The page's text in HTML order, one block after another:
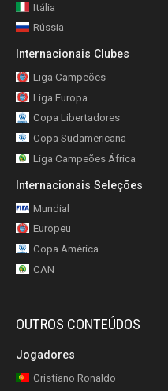
Itália
Rússia
Internacionais Clubes
Liga Campeões
Liga Europa
Copa Libertadores
Copa Sudamericana
Liga Campeões África
Internacionais Seleções
Mundial
Europeu
Copa América
CAN
OUTROS CONTEÚDOS
Jogadores
Cristiano Ronaldo